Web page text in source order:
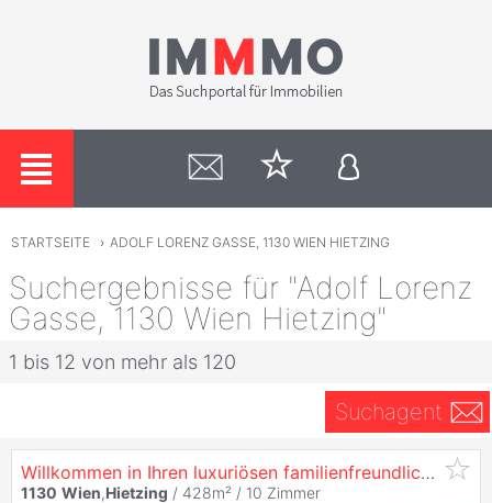
STARTSEITE › ADOLF LORENZ GASSE, 1130 WIEN HIETZING
Suchergebnisse für "Adolf Lorenz
Gasse, 1130 Wien Hietzing"
1 bis 12 von mehr als 120
Suchagent
Willkommen in Ihren luxuriösen familienfreundlichen neuen Zuhause in Top- Grünruhelage
1130 Wien,Hietzing / 428m² / 10 Zimmer